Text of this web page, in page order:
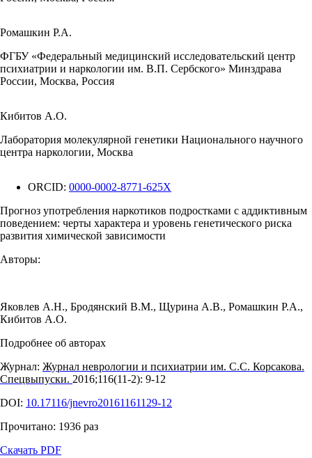
Ромашкин Р.А.
ФГБУ «Федеральный медицинский исследовательский центр
психиатрии и наркологии им. В.П. Сербского» Минздрава
России, Москва, Россия
Кибитов А.О.
Лаборатория молекулярной генетики Национального научного
центра наркологии, Москва
ORCID: 0000-0002-8771-625X
Прогноз употребления наркотиков подростками с аддиктивным
поведением: черты характера и уровень генетического риска
развития химической зависимости
Авторы:
Яковлев А.Н., Бродянский В.М., Щурина А.В., Ромашкин Р.А.,
Кибитов А.О.
Подробнее об авторах
Журнал: Журнал неврологии и психиатрии им. С.С. Корсакова.
Спецвыпуски. 2016;116(11‑2): 9‑12
DOI: 10.17116/jnevro20161161129-12
Прочитано: 1936 раз
Скачать PDF